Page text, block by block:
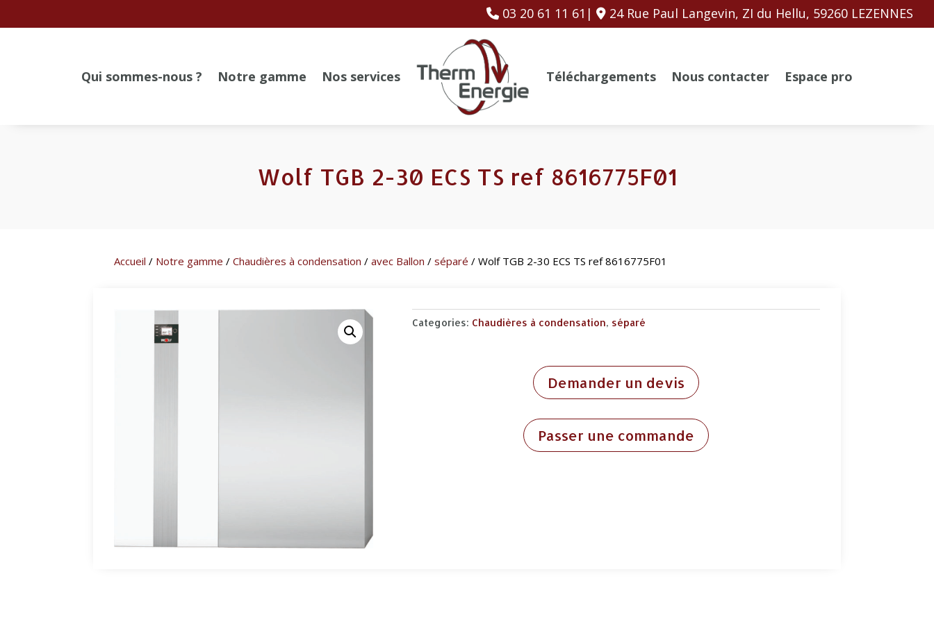
03 20 61 11 61| 24 Rue Paul Langevin, ZI du Hellu, 59260 LEZENNES
Qui sommes-nous ? Notre gamme Nos services Téléchargements Nous contacter Espace pro
Wolf TGB 2-30 ECS TS ref 8616775F01
Accueil / Notre gamme /Chaudières à condensation /avec Ballon /séparé / Wolf TGB 2-30 ECS TS ref 8616775F01
Categories: Chaudières à condensation, séparé
Demander un devis
Passer une commande